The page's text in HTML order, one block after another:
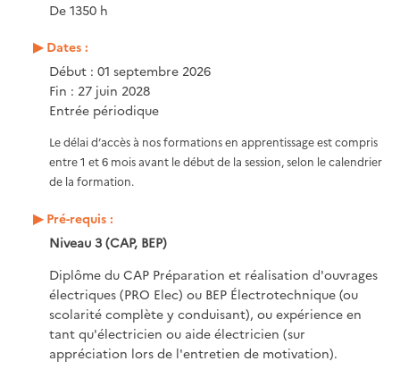
De 1350 h
Dates :
Début : 01 septembre 2026
Fin : 27 juin 2028
Entrée périodique
Le délai d’accès à nos formations en apprentissage est compris
entre 1 et 6 mois avant le début de la session, selon le calendrier
de la formation.
Pré-requis :
Niveau 3 (CAP, BEP)
Diplôme du CAP Préparation et réalisation d'ouvrages
électriques (PRO Elec) ou BEP Électrotechnique (ou
scolarité complète y conduisant), ou expérience en
tant qu'électricien ou aide électricien (sur
appréciation lors de l'entretien de motivation).